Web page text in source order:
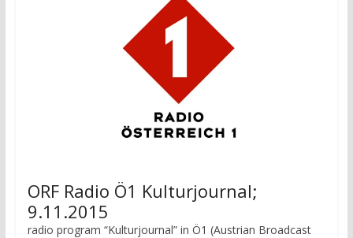
ORF Radio Ö1 Kulturjournal;
9.11.2015
radio program “Kulturjournal” in Ö1 (Austrian Broadcast